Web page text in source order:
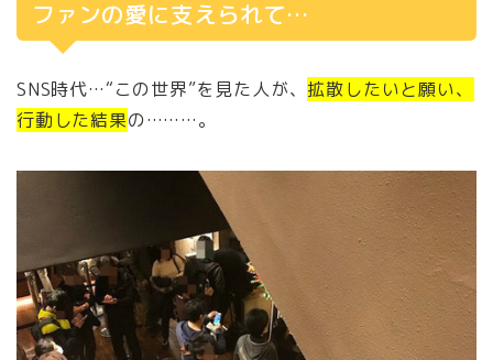
ファンの愛に支えられて…
SNS時代…“この世界”を見た人が、 拡散したいと願い、
行動した結果の………。